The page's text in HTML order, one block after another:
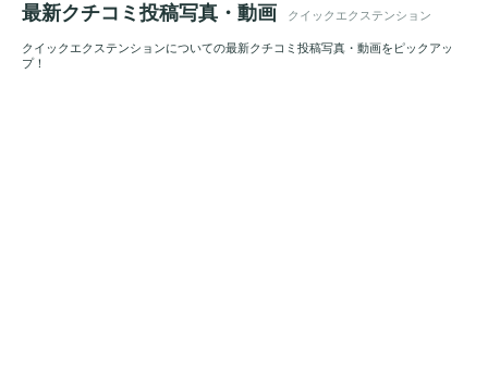
最新クチコミ投稿写真・動画 クイックエクステンション
クイックエクステンションについての最新クチコミ投稿写真・動画をピックアッ
プ！